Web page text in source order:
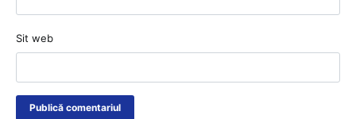
Sit web